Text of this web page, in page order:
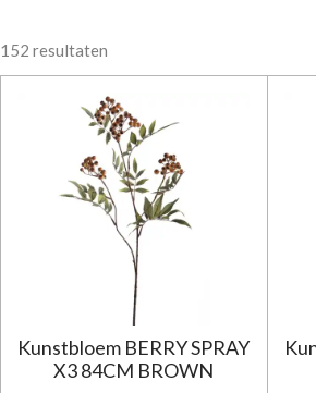
152 resultaten
Kunstbloem BERRY SPRAY
X3 84CM BROWN